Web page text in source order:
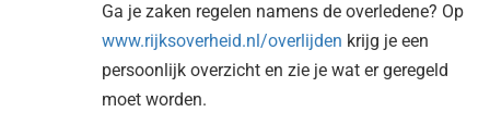
Ga je zaken regelen namens de overledene? Op
www.rijksoverheid.nl/overlijden krijg je een
persoonlijk overzicht en zie je wat er geregeld
moet worden.